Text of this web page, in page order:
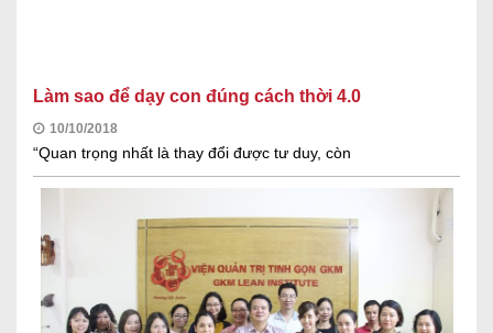
Làm sao để dạy con đúng cách thời 4.0
10/10/2018
“Quan trọng nhất là thay đổi được tư duy, còn